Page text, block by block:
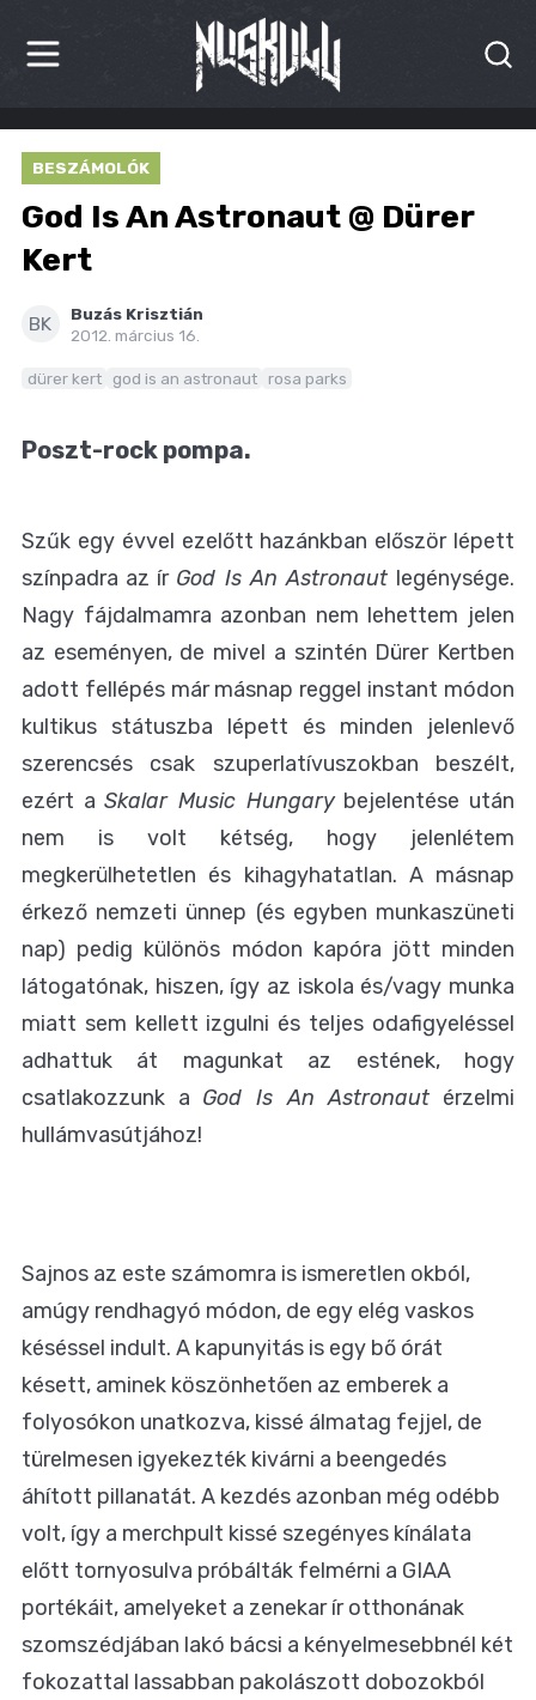
HÍREK
KRITIKÁK
BESZÁMOLÓK
MÁSVILÁG
BESZÁMOLÓK
God Is An Astronaut @ Dürer
Kert
BK
Buzás Krisztián
2012. március 16.
dürer kert god is an astronaut rosa parks
Poszt-rock pompa.
Szűk egy évvel ezelőtt hazánkban először lépett
színpadra az ír God Is An Astronaut legénysége.
Nagy fájdalmamra azonban nem lehettem jelen
az eseményen, de mivel a szintén Dürer Kertben
adott fellépés már másnap reggel instant módon
kultikus státuszba lépett és minden jelenlevő
szerencsés csak szuperlatívuszokban beszélt,
ezért aSkalar Music Hungarybejelentése után
nem is volt kétség, hogy jelenlétem
megkerülhetetlen és kihagyhatatlan. A másnap
érkező nemzeti ünnep (és egyben munkaszüneti
nap) pedig különös módon kapóra jött minden
látogatónak, hiszen, így az iskola és/vagy munka
miatt sem kellett izgulni és teljes odafigyeléssel
adhattuk át magunkat az estének, hogy
csatlakozzunk a God Is An Astronaut érzelmi
hullámvasútjához!
Sajnos az este számomra is ismeretlen okból,
amúgy rendhagyó módon, de egy elég vaskos
késéssel indult. A kapunyitás is egy bő órát
késett, aminek köszönhetően az emberek a
folyosókon unatkozva, kissé álmatag fejjel, de
türelmesen igyekezték kivárni a beengedés
áhított pillanatát. A kezdés azonban még odébb
volt, így a merchpult kissé szegényes kínálata
előtt tornyosulva próbálták felmérni a GIAA
portékáit, amelyeket a zenekar ír otthonának
szomszédjában lakó bácsi a kényelmesebbnél két
fokozattal lassabban pakolászott dobozokból